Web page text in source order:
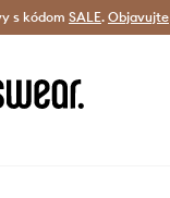
aj do 24 h >
s kódom SALE. Objavujte